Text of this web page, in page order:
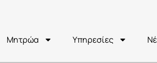
Μητρώα Υπηρεσίες